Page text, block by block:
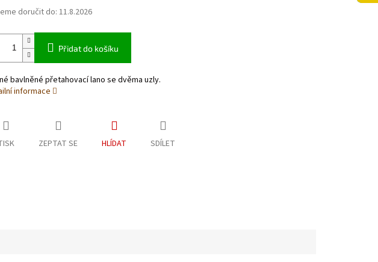
doručit do:11.8.2026
Přidat do košíku
bavlněné přetahovací lano se dvěma uzly.
informace
ZEPTAT SE HLÍDAT SDÍLET